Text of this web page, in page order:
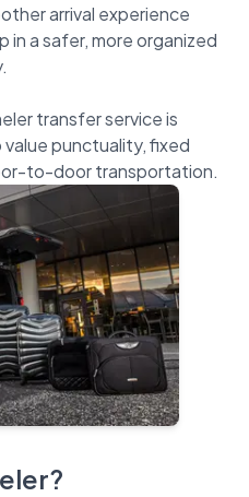
arrival experience
in a safer, more organized
transfer service is
punctuality, fixed